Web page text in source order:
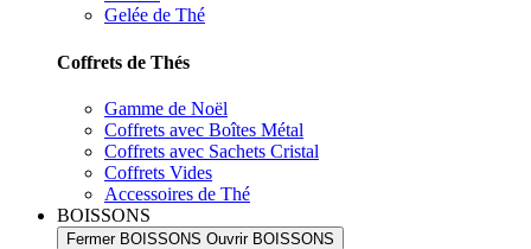
Gelée de Thé
Coffrets de Thés
Gamme de Noël
Coffrets avec Boîtes Métal
Coffrets avec Sachets Cristal
Coffrets Vides
Accessoires de Thé
BOISSONS
Fermer BOISSONS Ouvrir BOISSONS